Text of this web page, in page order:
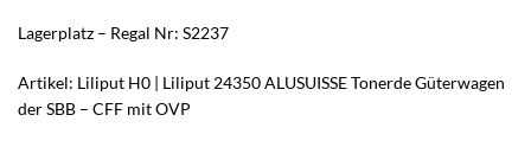
Lagerplatz – Regal Nr: S2237
Artikel: Liliput H0 | Liliput 24350 ALUSUISSE Tonerde Güterwagen
der SBB – CFF mit OVP